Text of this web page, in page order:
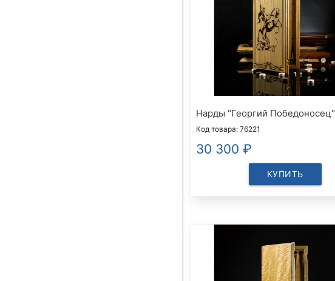
Нарды "Георгий Победоносец"
Код товара: 76221
30 300 ₽
КУПИТЬ